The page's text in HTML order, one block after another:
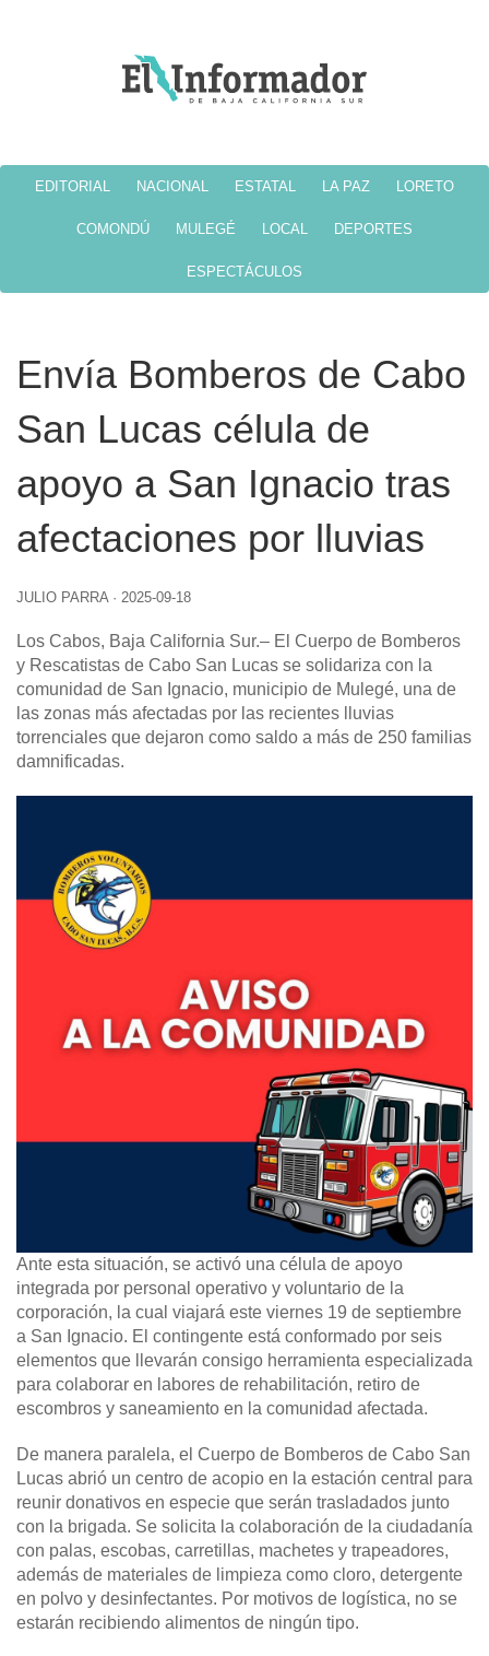
EDITORIAL NACIONAL ESTATAL LA PAZ LORETO
COMONDÚ MULEGÉ LOCAL DEPORTES
ESPECTÁCULOS
Envía Bomberos de Cabo
San Lucas célula de
apoyo a San Ignacio tras
afectaciones por lluvias
JULIO PARRA · 2025-09-18
Los Cabos, Baja California Sur.– El Cuerpo de Bomberos
y Rescatistas de Cabo San Lucas se solidariza con la
comunidad de San Ignacio, municipio de Mulegé, una de
las zonas más afectadas por las recientes lluvias
torrenciales que dejaron como saldo a más de 250 familias
damnificadas.
Ante esta situación, se activó una célula de apoyo
integrada por personal operativo y voluntario de la
corporación, la cual viajará este viernes 19 de septiembre
a San Ignacio. El contingente está conformado por seis
elementos que llevarán consigo herramienta especializada
para colaborar en labores de rehabilitación, retiro de
escombros y saneamiento en la comunidad afectada.
De manera paralela, el Cuerpo de Bomberos de Cabo San
Lucas abrió un centro de acopio en la estación central para
reunir donativos en especie que serán trasladados junto
con la brigada. Se solicita la colaboración de la ciudadanía
con palas, escobas, carretillas, machetes y trapeadores,
además de materiales de limpieza como cloro, detergente
en polvo y desinfectantes. Por motivos de logística, no se
estarán recibiendo alimentos de ningún tipo.